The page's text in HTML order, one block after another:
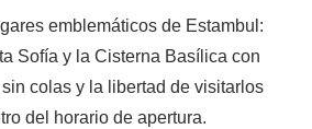
emblemáticos de Estambul:
Sofía y la Cisterna Basílica con
colas y la libertad de visitarlos
del horario de apertura.